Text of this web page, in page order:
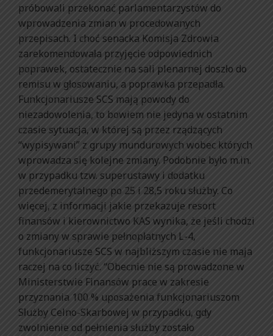
próbowali przekonać parlamentarzystów do
wprowadzenia zmian w procedowanych
przepisach. I choć senacka Komisja Zdrowia
zarekomendowała przyjęcie odpowiednich
poprawek, ostatecznie na sali plenarnej doszło do
remisu w głosowaniu, a poprawka przepadła.
Funkcjonariusze SCS mają powody do
niezadowolenia, to bowiem nie jedyna w ostatnim
czasie sytuacja, w której są przez rządzących
“wypisywani” z grupy mundurowych wobec których
wprowadza się kolejne zmiany. Podobnie było m.in.
w przypadku tzw. superustawy i dodatku
przedemerytalnego po 25 i 28,5 roku służby. Co
więcej, z informacji jakie przekazuje resort
finansów i kierownictwo KAS wynika, że jeśli chodzi
o zmiany w sprawie pełnopłatnych L-4,
funkcjonariusze SCS w najbliższym czasie nie maja
raczej na co liczyć. “Obecnie nie są prowadzone w
Ministerstwie Finansów prace w zakresie
przyznania 100 % uposażenia funkcjonariuszom
Służby Celno-Skarbowej w przypadku, gdy
zwolnienie od pełnienia służby zostało